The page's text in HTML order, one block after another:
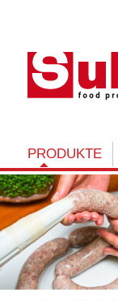
PRODUKTE